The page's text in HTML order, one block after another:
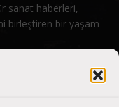
sanat haberleri,
birleştiren bir yaşam